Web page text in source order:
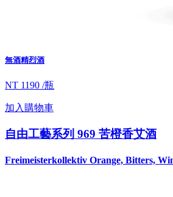
無酒精烈酒
NT 1190 /瓶
加入購物車
自由工藝系列 969 苦橙香艾酒
Freimeisterkollektiv Orange, Bitters,